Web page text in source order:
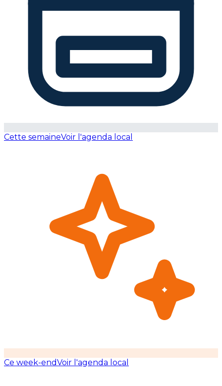
Cette semaineVoir l'agenda local
Ce week-endVoir l'agenda local